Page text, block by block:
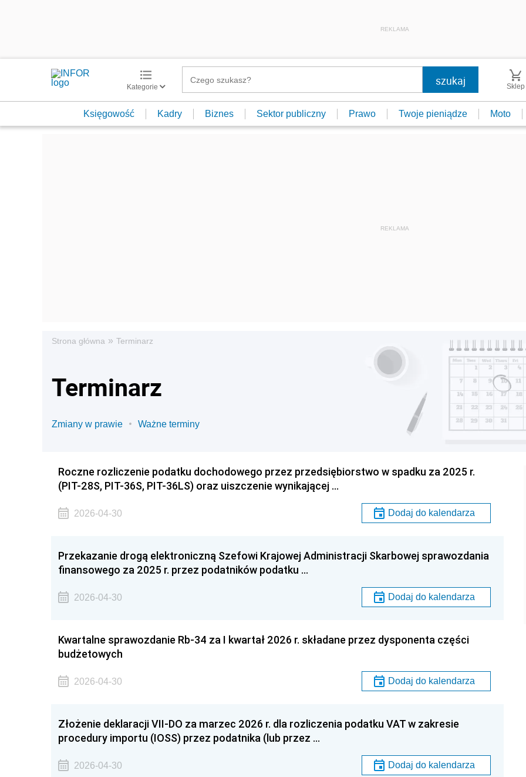
REKLAMA
Kategorie Sklep
Księgowość Kadry Biznes Sektor publiczny Prawo Twoje pieniądze Moto
Strona główna » Terminarz
Terminarz
Zmiany w prawie Ważne terminy
Roczne rozliczenie podatku dochodowego przez przedsiębiorstwo w spadku za 2025 r.
(PIT-28S, PIT-36S, PIT-36LS) oraz uiszczenie wynikającej …
2026-04-30 Dodaj do kalendarza
Przekazanie drogą elektroniczną Szefowi Krajowej Administracji Skarbowej sprawozdania
finansowego za 2025 r. przez podatników podatku …
2026-04-30 Dodaj do kalendarza
Kwartalne sprawozdanie Rb-34 za I kwartał 2026 r. składane przez dysponenta części
budżetowych
2026-04-30 Dodaj do kalendarza
Złożenie deklaracji VII-DO za marzec 2026 r. dla rozliczenia podatku VAT w zakresie
procedury importu (IOSS) przez podatnika (lub przez …
2026-04-30 Dodaj do kalendarza